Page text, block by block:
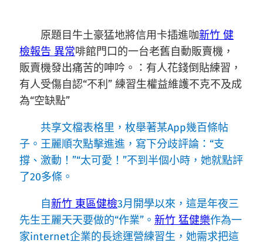
原題目牛土豪猛地將信用卡插進咖新竹 健
檢報告 異常啡館門口的一台老舊自動販賣機，
販賣機發出痛苦的呻吟。：有人花錢倒貼練習，
有人受傷自認“不利” 練習生權益維護不克不及成
為“空缺點”
共享文檔表格里，枚舉著某App幾百條帖
子。王麗順次點擊進進，寫下分歧評論：“支
撐、激動！”“太可愛！”不到半個小時，她就點評
了20多條。
自新竹 東區健檢3月開學以來，這是年夜三
先生王麗天天要做的“作業”。 新竹 猛健樂作為一
家internet企業的長途運營練習生，她需求把這